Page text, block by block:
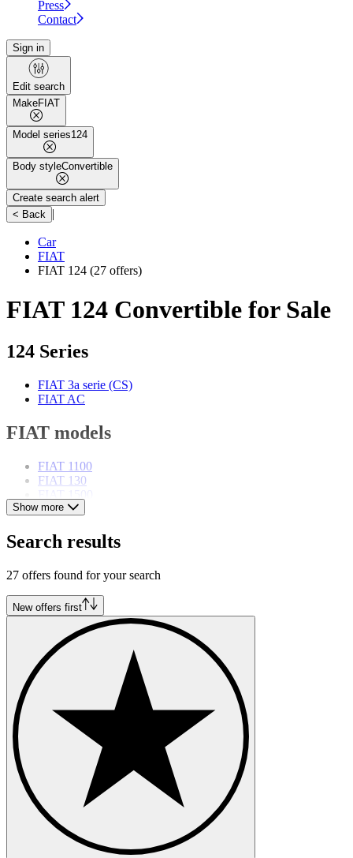
Press
Contact
Sign in
Edit search
MakeFIAT
Model series124
Body styleConvertible
Create search alert
< Back |
Car
FIAT
FIAT 124 (27 offers)
FIAT 124 Convertible for Sale
124 Series
FIAT 3a serie (CS)
FIAT AC
FIAT models
FIAT 1100
FIAT 130
FIAT 2300
FIAT 508
FIAT 600
FIAT Coupé
FIAT Dino
FIAT Panda
FIAT Ritmo
Show more
Search results
27 offers found for your search
New offers first